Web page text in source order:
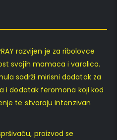
razvijen je za ribolovce
svojih mamaca i varalica.
sadrži mirisni dodatak za
i dodatak feromona koji kod
te stvaraju intenzivan
proizvod se